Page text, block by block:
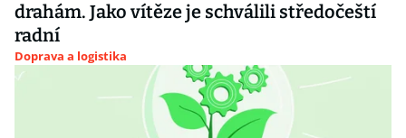
drahám. Jako vítěze je schválili středočeští
radní
Doprava a logistika